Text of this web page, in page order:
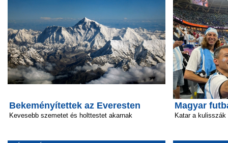
Bekeményítettek az Everesten
Kevesebb szemetet és holttestet akarnak
Magyar
Katar a